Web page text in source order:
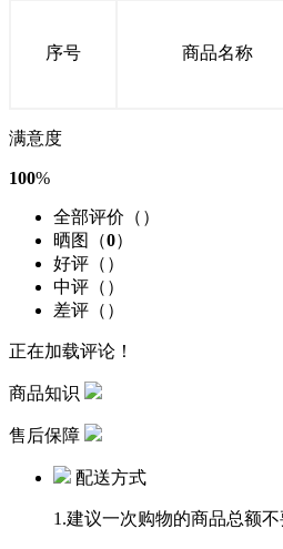
序号 商品名称
满意度
100%
全部评价（ ）
晒图（0）
好评（ ）
中评（ ）
差评（ ）
正在加载评论！
商品知识
售后保障
配送方式
1.建议一次购物的商品总额